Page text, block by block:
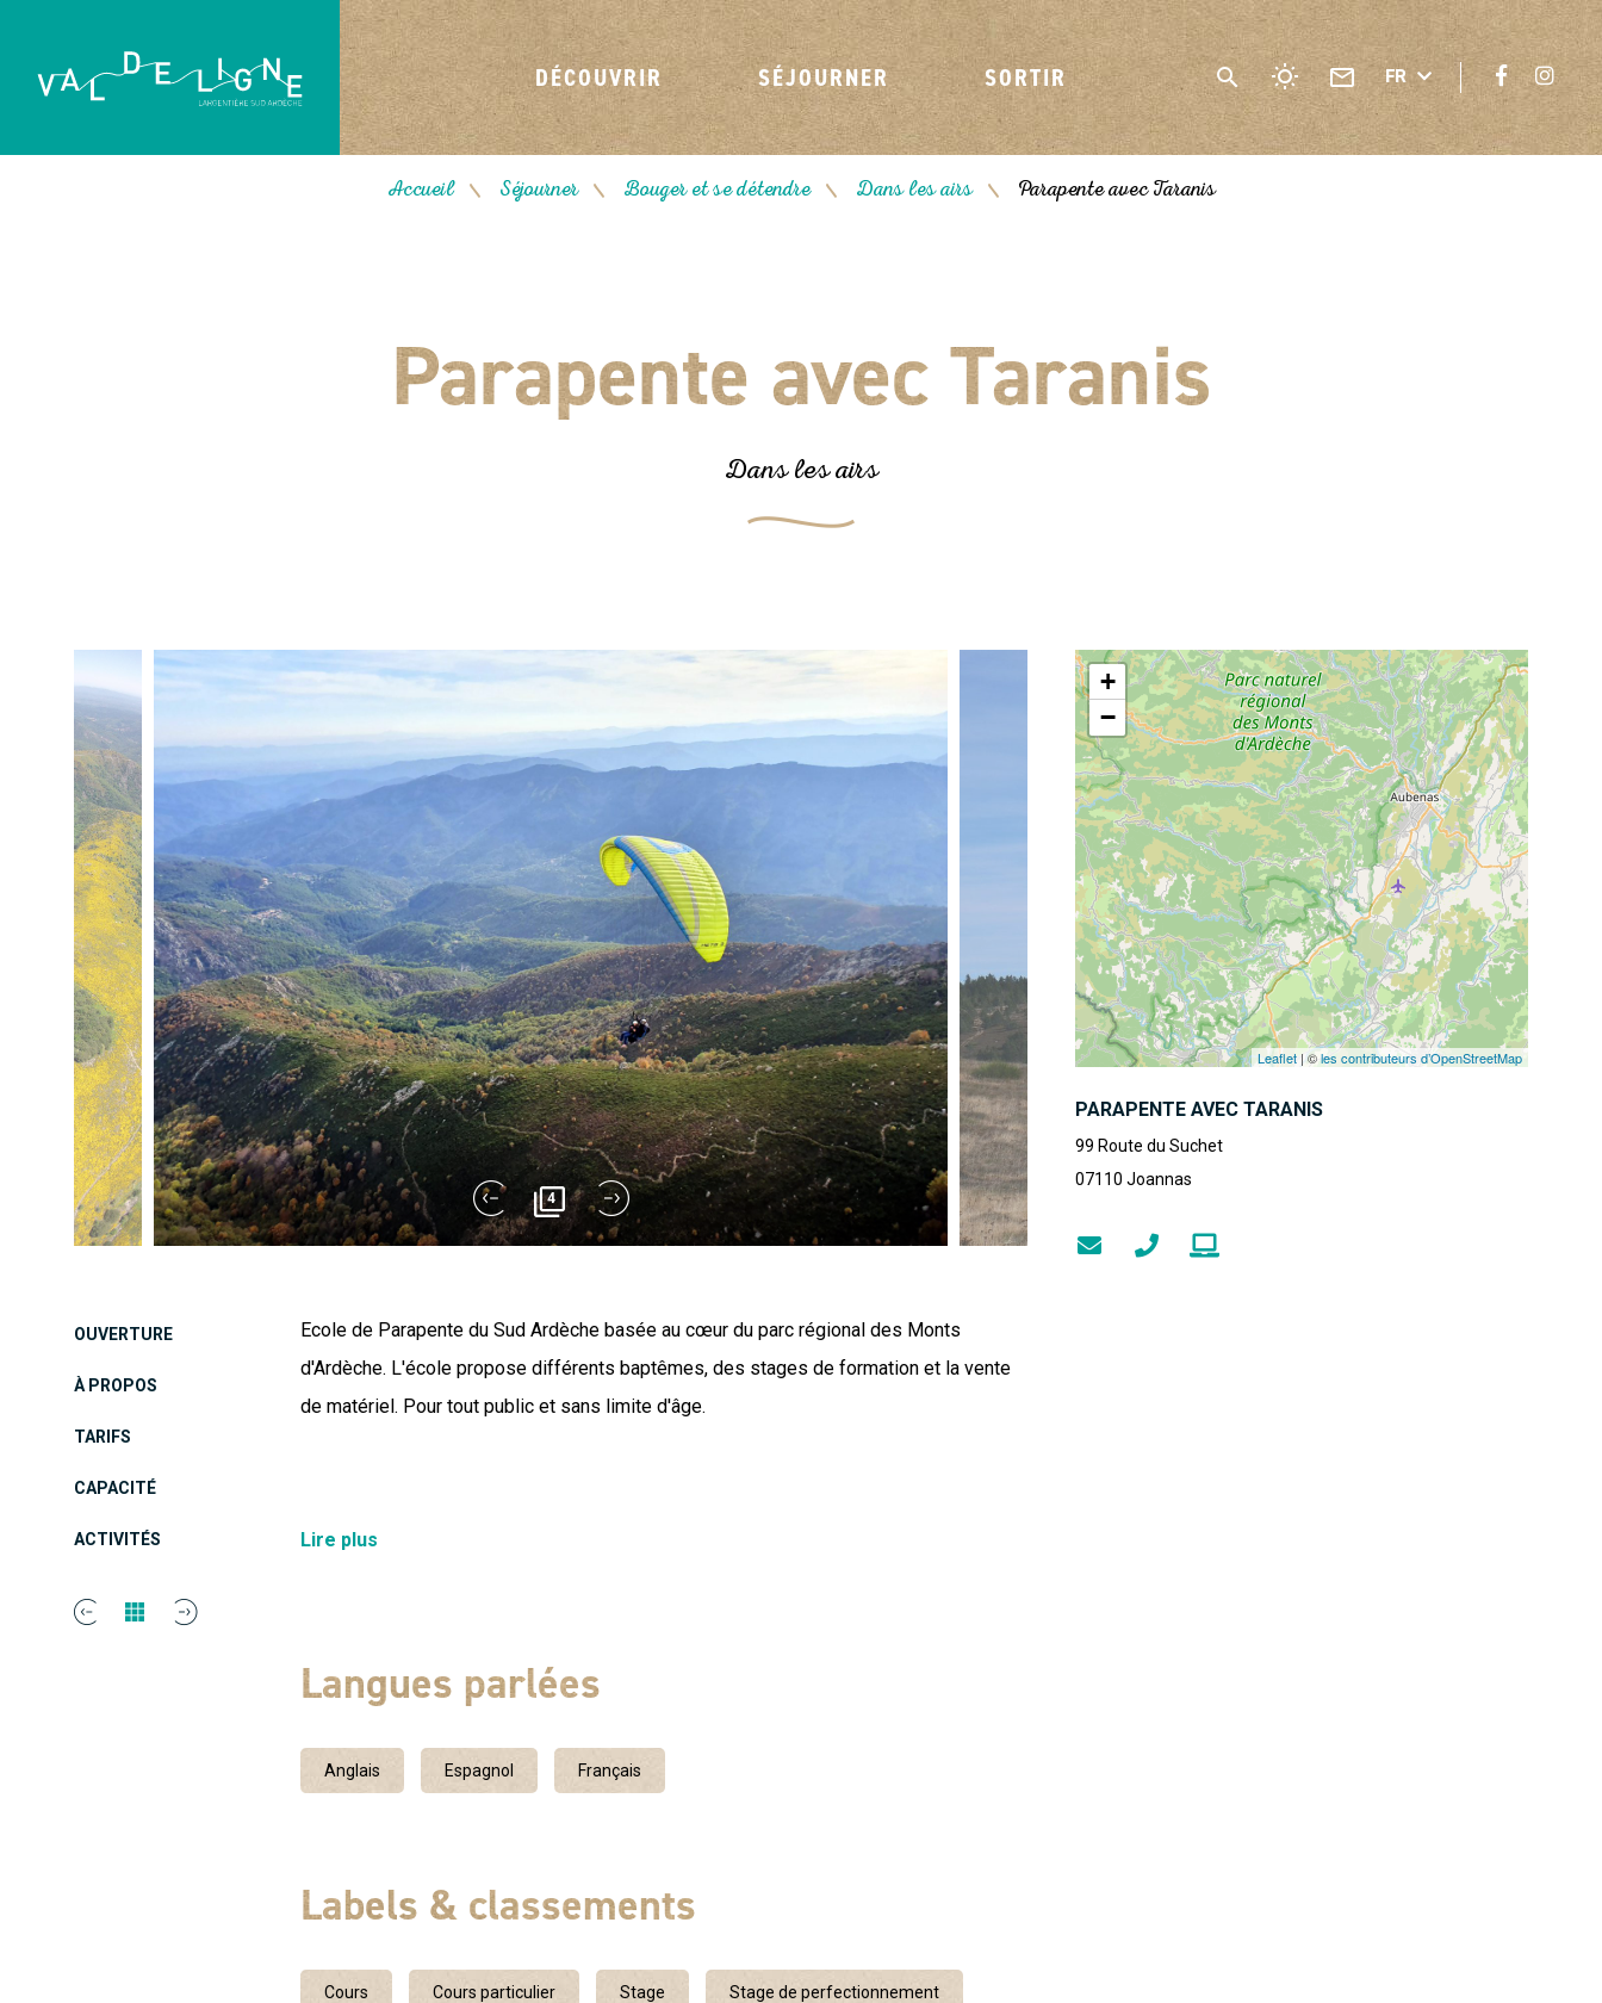
DÉCOUVRIR SÉJOURNER SORTIR FR
Accueil / Séjourner / Bouger et se détendre / Dans les airs / Parapente avec Taranis
Parapente avec Taranis
Dans les airs
4
OUVERTURE
À PROPOS
TARIFS
CAPACITÉ
ACTIVITÉS
Ecole de Parapente du Sud Ardèche basée au cœur du parc régional des Monts
d'Ardèche. L'école propose différents baptêmes, des stages de formation et la vente
de matériel. Pour tout public et sans limite d'âge.
L’équipe de Taranis Parapente basée dans le sud Ardèche vous fera découvrir les joies
nous volons au dessus du Tanargue, montagne mystique près de Valgorge. Le vol en
plane tout en contemplant ce qui nous entoure, les paysages ainsi que les oiseaux
Lire plus
Langues parlées
Anglais Espagnol Français
Labels & classements
Cours Cours particulier Stage Stage de perfectionnement
+
−
Leaflet | ©les contributeurs d’OpenStreetMap
PARAPENTE AVEC TARANIS
99 Route du Suchet
07110 Joannas